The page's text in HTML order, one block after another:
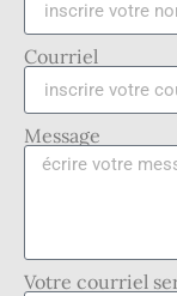
Courriel
Message
Votre courriel